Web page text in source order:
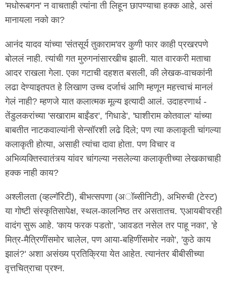
'मधोरूबगन' न वाचताही त्यांना ती लिहून छापण्याचा हक्क आहे, असं
मानायला नको का?
आनंद यादव यांच्या 'संतसूर्य तुकाराम'वर कुणी फार काही प्रखरपणे
बोललं नाही. त्यांची गत मुरुगनांसारखीच झाली. यात वारकरी मताचा
आदर राखला गेला. एका गटाची दहशत बसली, की लेखक-वाचकांनी
लढा देण्याइतपत हे लिखाण उच्च दर्जाचं आणि म्हणून महत्त्वाचं मानलं
गेलं नाही? म्हणजे यात कलात्मक मूल्य इत्यादी आलं. उदाहरणार्थ -
तेंडुलकरांच्या 'सखाराम बाईंडर', 'गिधाडे', 'घाशीराम कोतवाल' यांच्या
बाबतीत नाटकवाल्यांनी सेन्सॉरशी लढे दिले; पण त्या कलाकृती चांगल्या
कलाकृती होत्या, असाही त्यांचा दावा होता. पण विचार व
अभिव्यक्तिस्वातंत्र्य यांवर चांगल्या नसलेल्या कलाकृतीच्या लेखकाचाही
हक्क नाही काय?
अश्लीलता (व्हल्गॅरिटी), बीभत्सपणा (अॉब्सीनिटी), अभिरुची (टेस्ट)
या गोष्टी संस्कृतिसापेक्ष, स्थल-कालनिष्ठ तर असतातच. 'एआयबी'वरही
वादंग सुरू आहे. 'काय फरक पडतो', 'आवडत नसेल तर पाहू नका', 'हे
मित्र-मैत्रिणींसमोर चालेल, पण आया-बहिणींसमोर नको', 'कुठे काय
झालं?' अशा असंख्य प्रतिक्रिया येत आहेत. त्यानंतर बीबीसीच्या
वृत्तचित्राचा प्रश्न.